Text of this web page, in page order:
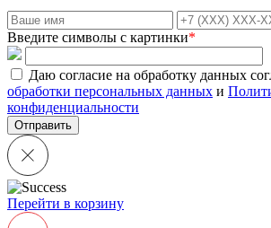
Введите символы с картинки*
Даю согласие на обработку данных
обработки персональных данных и
конфиденциальности
Перейти в корзину